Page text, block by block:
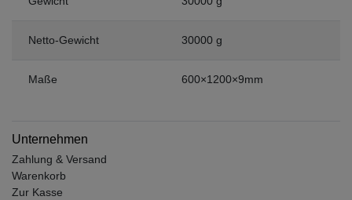
Netto-Gewicht 30000 g
Maße 600×1200×9mm
Unternehmen
Zahlung & Versand
Warenkorb
Zur Kasse